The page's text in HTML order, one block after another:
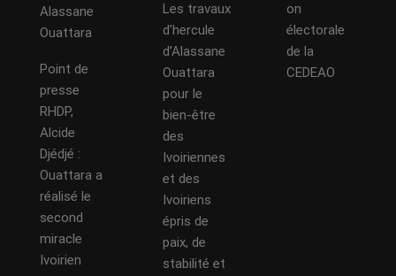
Alassane
Ouattara
Point de
presse
RHDP,
Alcide
Djédjé :
Ouattara a
réalisé le
second
miracle
Ivoirien
Les travaux
d’hercule
d’Alassane
Ouattara
pour le
bien-être
des
Ivoiriennes
et des
Ivoiriens
épris de
paix, de
stabilité et
on
électorale
de la
CEDEAO